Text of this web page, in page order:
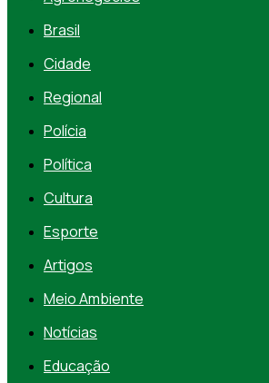
Brasil
Cidade
Regional
Polícia
Política
Cultura
Esporte
Artigos
Meio Ambiente
Notícias
Educação